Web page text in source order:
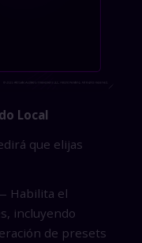
Local
que elijas
Habilita el
incluyendo
de presets